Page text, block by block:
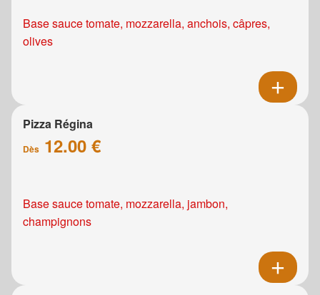
Base sauce tomate, mozzarella, anchois, câpres,
olives
Pizza Régina
Dès 12.00 €
Base sauce tomate, mozzarella, jambon,
champignons